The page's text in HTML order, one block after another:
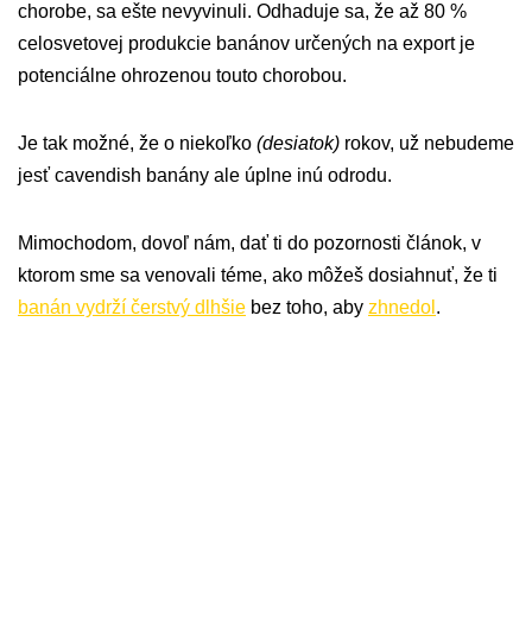
chorobe, sa ešte nevyvinuli. Odhaduje sa, že až 80 %
celosvetovej produkcie banánov určených na export je
potenciálne ohrozenou touto chorobou.
Je tak možné, že o niekoľko (desiatok) rokov, už nebudeme
jesť cavendish banány ale úplne inú odrodu.
Mimochodom, dovoľ nám, dať ti do pozornosti článok, v
ktorom sme sa venovali téme, ako môžeš dosiahnuť, že ti
banán vydrží čerstvý dlhšie bez toho, aby zhnedol .